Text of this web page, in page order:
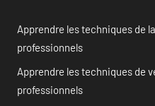
Apprendre les techniques de
professionnels
Apprendre les techniques de
professionnels